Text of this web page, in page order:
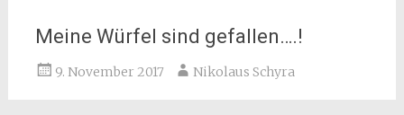
Meine Würfel sind gefallen….!
9. November 2017 Nikolaus Schyra